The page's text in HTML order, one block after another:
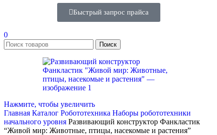
Быстрый запрос прайса
0
Поиск
Нажмите, чтобы увеличить
Главная Каталог Робототехника Наборы робототехники
начального уровня Развивающий конструктор Фанкластик
“Живой мир: Животные, птицы, насекомые и растения”